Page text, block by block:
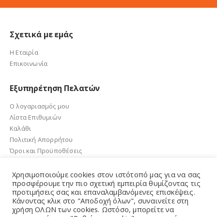
Σχετικά με εμάς
Η Εταιρία
Επικοινωνία
Εξυπηρέτηση Πελατών
Ο λογαριασμός μου
Λίστα Επιθυμιών
Καλάθι
Πολιτική Απορρήτου
Όροι και Προϋποθέσεις
e-sandalidis.gr 2021. Created by GMG Solutions
Χρησιμοποιούμε cookies στον ιστότοπό μας για να σας
προσφέρουμε την πιο σχετική εμπειρία θυμίζοντας τις
προτιμήσεις σας και επαναλαμβανόμενες επισκέψεις.
Κάνοντας κλικ στο "Αποδοχή όλων", συναινείτε στη
χρήση ΟΛΩΝ των cookies. Ωστόσο, μπορείτε να